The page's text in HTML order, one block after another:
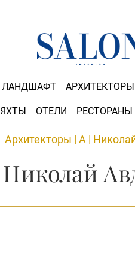
ЛАНДШАФТ АРХИТЕКТОРЫ
ЯХТЫ ОТЕЛИ РЕСТОРАНЫ
Архитекторы | А |
Николай